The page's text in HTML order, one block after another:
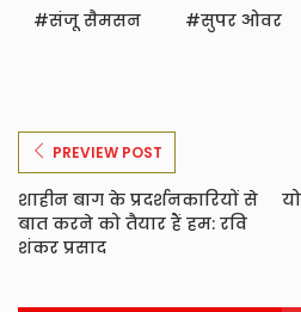
संजू सैमसन सुपर ओवर
PREVIEW POST
शाहीन बाग के प्रदर्शनकारियों से
बात करने को तैयार हैं हम: रवि
शंकर प्रसाद